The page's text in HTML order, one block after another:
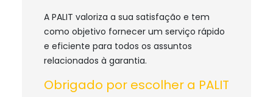
A PALIT valoriza a sua satisfação e tem
como objetivo fornecer um serviço rápido
e eficiente para todos os assuntos
relacionados à garantia.
Obrigado por escolher a PALIT